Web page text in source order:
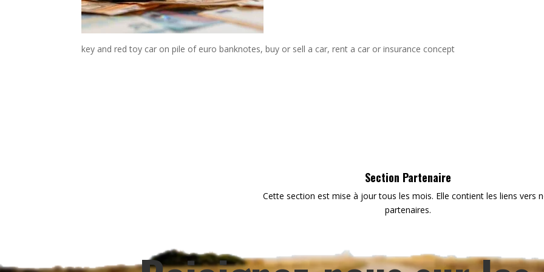
key and red toy car on pile of euro banknotes, buy or sell a car, rent a car or insurance concept
Section Partenaire
Cette section est mise à jour tous les mois. Elle contient les liens vers
partenaires.